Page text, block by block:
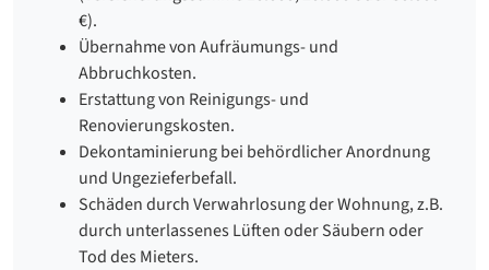
€).
Übernahme von Aufräumungs- und
Abbruchkosten.
Erstattung von Reinigungs- und
Renovierungskosten.
Dekontaminierung bei behördlicher Anordnung
und Ungezieferbefall.
Schäden durch Verwahrlosung der Wohnung, z.B.
durch unterlassenes Lüften oder Säubern oder
Tod des Mieters.